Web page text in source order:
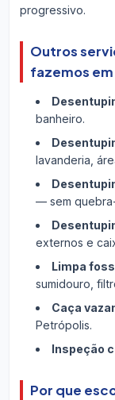
progressivo.
Outros
fazemos
banheiro.
lavanderia,
— sem
externos e
Limpa
sumidouro,
Caça
Petrópolis.
Inspeção
Por que